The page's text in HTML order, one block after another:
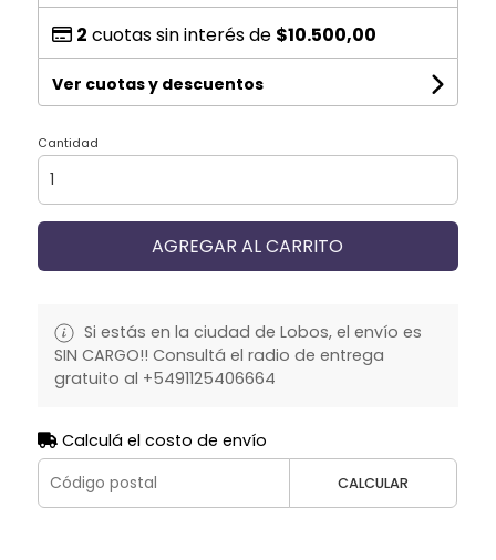
2 cuotas sin interés de $10.500,00
Ver cuotas y descuentos
Cantidad
AGREGAR AL CARRITO
Si estás en la ciudad de Lobos, el envío es
SIN CARGO!! Consultá el radio de entrega
gratuito al +5491125406664
Calculá el costo de envío
CALCULAR